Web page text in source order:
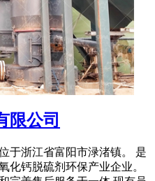
限公司
于浙江省富阳市渌渚镇。 是
化钙脱硫剂环保产业企业。